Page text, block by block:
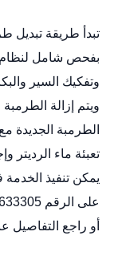
تبدأ طريقة تبديل
بفحص شامل لنظام
وتفكيك السير
ويتم إزالة
الطرمبة الجديدة
تعبئة ماء الرديتر
يمكن تنفيذ
على الرقم 66633305 أو زر الورشة بالشويخ من خلال
أو راجع التفاصيل